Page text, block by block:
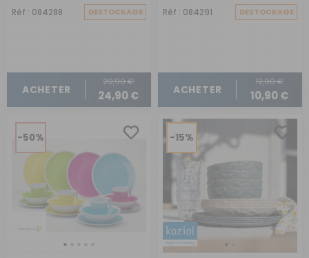
Réf : 084288 DESTOCKAGE
ACHETER
29,90 €
24,90 €
Réf : 084291 DESTOCKAGE
ACHETER
12,90 €
10,90 €
-50% -15%